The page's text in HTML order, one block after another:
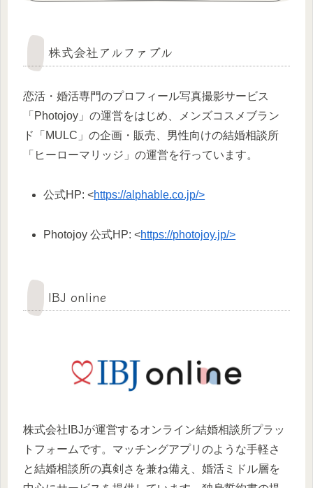
株式会社アルファブル
恋活・婚活専門のプロフィール写真撮影サービス
「Photojoy」の運営をはじめ、メンズコスメブラン
ド「MULC」の企画・販売、男性向けの結婚相談所
「ヒーローマリッジ」の運営を行っています。
公式HP: <https://alphable.co.jp/>
Photojoy 公式HP: <https://photojoy.jp/>
IBJ online
株式会社IBJが運営するオンライン結婚相談所プラッ
トフォームです。マッチングアプリのような手軽さ
と結婚相談所の真剣さを兼ね備え、婚活ミドル層を